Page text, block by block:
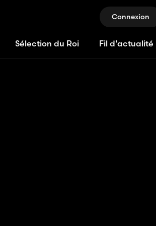
Connexion
Sélection du Roi Fil d'actualité